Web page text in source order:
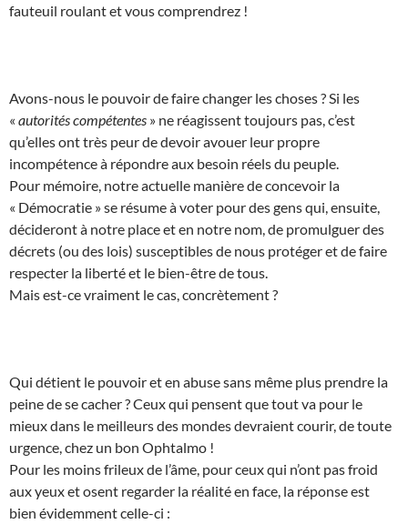
fauteuil roulant et vous comprendrez !
Avons-nous le pouvoir de faire changer les choses ? Si les
« autorités compétentes » ne réagissent toujours pas, c’est
qu’elles ont très peur de devoir avouer leur propre
incompétence à répondre aux besoin réels du peuple.
Pour mémoire, notre actuelle manière de concevoir la
« Démocratie » se résume à voter pour des gens qui, ensuite,
décideront à notre place et en notre nom, de promulguer des
décrets (ou des lois) susceptibles de nous protéger et de faire
respecter la liberté et le bien-être de tous.
Mais est-ce vraiment le cas, concrètement ?
Qui détient le pouvoir et en abuse sans même plus prendre la
peine de se cacher ? Ceux qui pensent que tout va pour le
mieux dans le meilleurs des mondes devraient courir, de toute
urgence, chez un bon Ophtalmo !
Pour les moins frileux de l’âme, pour ceux qui n’ont pas froid
aux yeux et osent regarder la réalité en face, la réponse est
bien évidemment celle-ci :